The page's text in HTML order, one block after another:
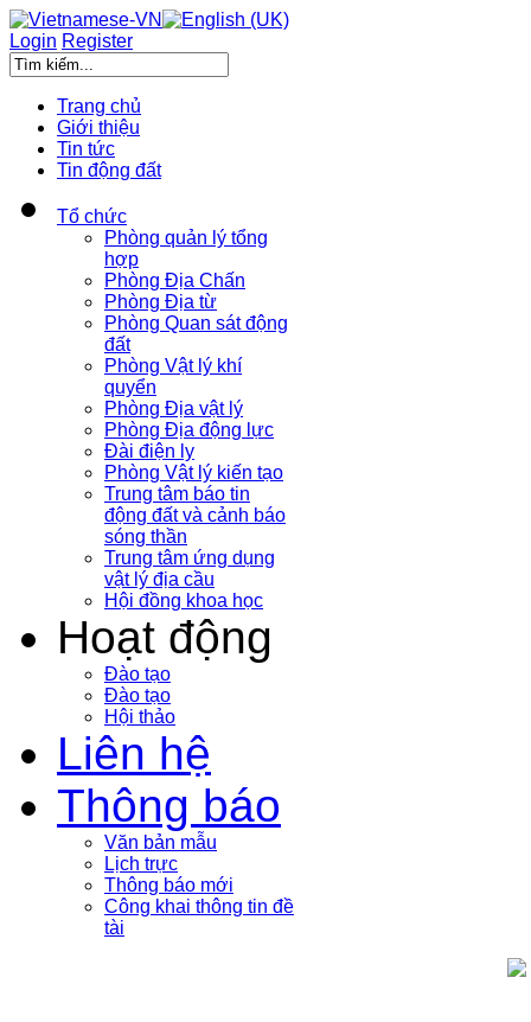
Login Register
Trang chủ
Giới thiệu
Tin tức
Tin động đất
Tổ chức
Phòng quản lý tổng
hợp
Phòng Địa Chấn
Phòng Địa từ
Phòng Quan sát động
đất
Phòng Vật lý khí
quyển
Phòng Địa vật lý
Phòng Địa động lực
Đài điện ly
Phòng Vật lý kiến tạo
Trung tâm báo tin
động đất và cảnh báo
sóng thần
Trung tâm ứng dụng
vật lý địa cầu
Hội đồng khoa học
Hoạt động
Đào tạo
Đào tạo
Hội thảo
Liên hệ
Thông báo
Văn bản mẫu
Lịch trực
Thông báo mới
Công khai thông tin đề
tài